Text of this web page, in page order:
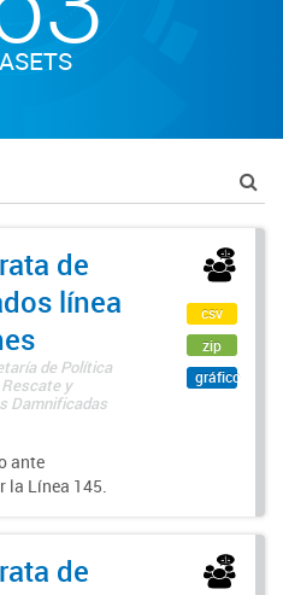
de
línea
de Política
y
Damnificadas
ante
Línea 145.
csv
zip
gráfico
de